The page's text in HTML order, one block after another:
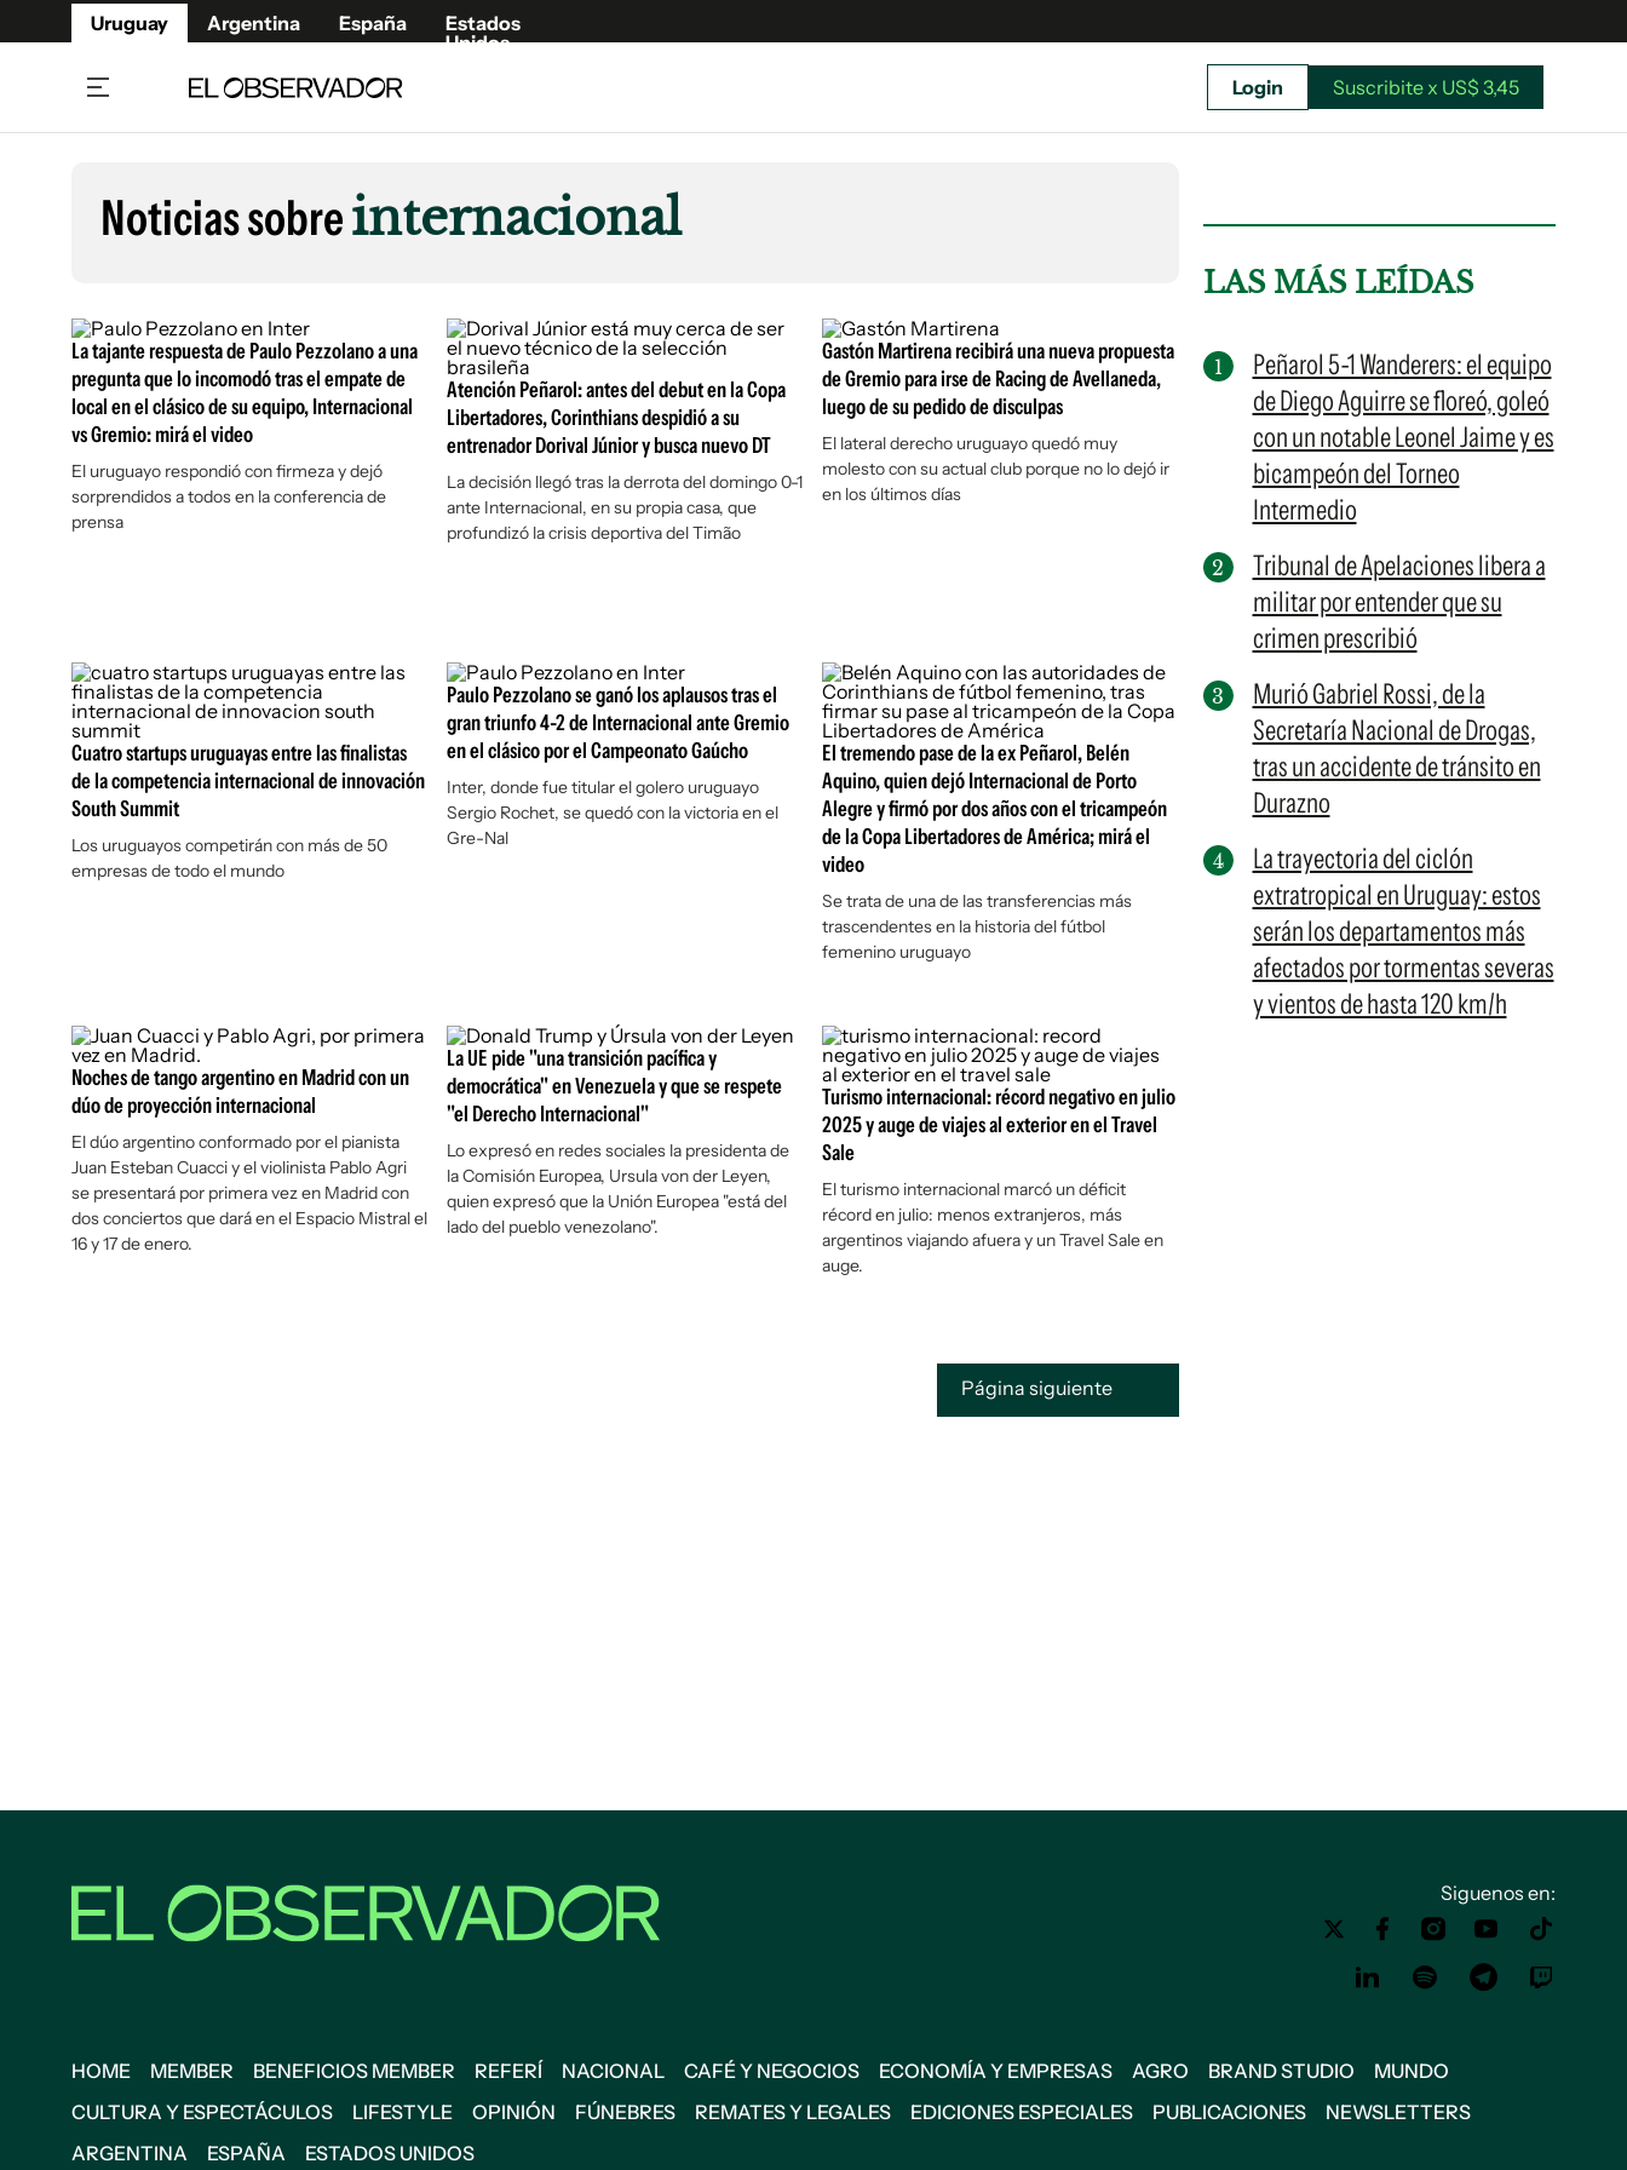
Uruguay Argentina España
Estados
Unidos
Beneficios Member
Café y Negocios
Economía y Empresas
Agro
Brand Studio
Mundo
Cultura y Espectáculos
Fúnebres
Publicaciones
Newsletters
Argentina
España
Estados Unidos
Suscribite x US$ 3,45
Login Suscribite x US$ 3,45
Noticias sobreinternacional
La tajante respuesta de Paulo Pezzolano a una
pregunta que lo incomodó tras el empate de
local en el clásico de su equipo, Internacional
vs Gremio: mirá el video
El uruguayo respondió con firmeza y dejó
sorprendidos a todos en la conferencia de
prensa
Atención Peñarol: antes del debut en la Copa
Libertadores, Corinthians despidió a su
entrenador Dorival Júnior y busca nuevo DT
La decisión llegó tras la derrota del domingo 0-1
ante Internacional, en su propia casa, que
profundizó la crisis deportiva del Timão
Gastón Martirena recibirá una nueva propuesta
de Gremio para irse de Racing de Avellaneda,
luego de su pedido de disculpas
El lateral derecho uruguayo quedó muy
molesto con su actual club porque no lo dejó ir
en los últimos días
Cuatro startups uruguayas entre las finalistas
de la competencia internacional de innovación
South Summit
Los uruguayos competirán con más de 50
empresas de todo el mundo
Paulo Pezzolano se ganó los aplausos tras el
gran triunfo 4-2 de Internacional ante Gremio
en el clásico por el Campeonato Gaúcho
Inter, donde fue titular el golero uruguayo
Sergio Rochet, se quedó con la victoria en el
Gre-Nal
El tremendo pase de la ex Peñarol, Belén
Aquino, quien dejó Internacional de Porto
Alegre y firmó por dos años con el tricampeón
de la Copa Libertadores de América; mirá el
video
Se trata de una de las transferencias más
trascendentes en la historia del fútbol
femenino uruguayo
Noches de tango argentino en Madrid con un
dúo de proyección internacional
El dúo argentino conformado por el pianista
Juan Esteban Cuacci y el violinista Pablo Agri
se presentará por primera vez en Madrid con
dos conciertos que dará en el Espacio Mistral el
16 y 17 de enero.
La UE pide "una transición pacífica y
democrática" en Venezuela y que se respete
"el Derecho Internacional"
Lo expresó en redes sociales la presidenta de
la Comisión Europea, Ursula von der Leyen,
quien expresó que la Unión Europea "está del
lado del pueblo venezolano".
Turismo internacional: récord negativo en julio
2025 y auge de viajes al exterior en el Travel
Sale
El turismo internacional marcó un déficit
récord en julio: menos extranjeros, más
argentinos viajando afuera y un Travel Sale en
auge.
Página siguiente
LAS MÁS LEÍDAS
Peñarol 5-1 Wanderers: el equipo
de Diego Aguirre se floreó, goleó
con un notable Leonel Jaime y es
bicampeón del Torneo
Intermedio
Tribunal de Apelaciones libera a
militar por entender que su
crimen prescribió
Murió Gabriel Rossi, de la
Secretaría Nacional de Drogas,
tras un accidente de tránsito en
Durazno
La trayectoria del ciclón
extratropical en Uruguay: estos
serán los departamentos más
afectados por tormentas severas
y vientos de hasta 120 km/h
Siguenos en:
HOME MEMBER BENEFICIOS MEMBER REFERÍ NACIONAL CAFÉ Y NEGOCIOS ECONOMÍA Y EMPRESAS AGRO BRAND STUDIO
MUNDO
CULTURA Y ESPECTÁCULOS
LIFESTYLE OPINIÓN FÚNEBRES REMATES Y LEGALES EDICIONES ESPECIALES PUBLICACIONES
NEWSLETTERS
ARGENTINA
ESPAÑA ESTADOS UNIDOS